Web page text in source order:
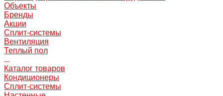
Объекты
Бренды
Акции
Сплит-системы
Вентиляция
Теплый пол
...
Каталог товаров
Кондиционеры
Сплит-системы